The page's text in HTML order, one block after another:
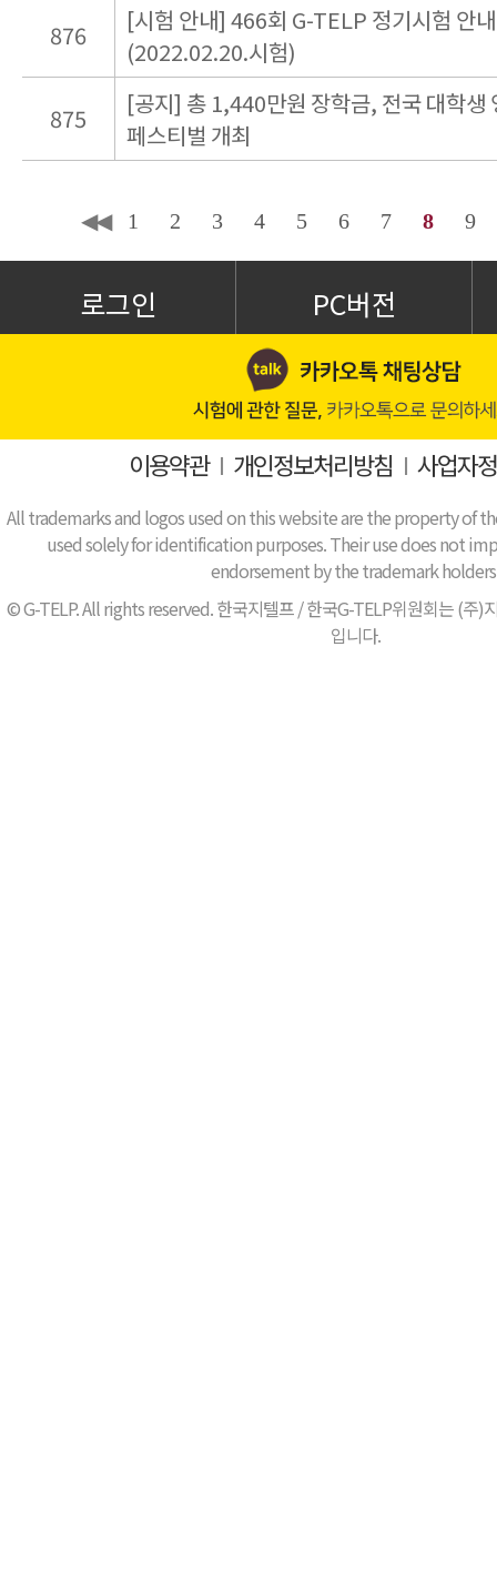
876
[시험 안내] 466회 G-TELP 정기시험 안내
(2022.02.20.시험)
875
[공지] 총 1,440만원 장학금, 전국 대학생
페스티벌 개최
◀◀ 1 2 3 4 5 6 7 8 9
로그인 PC버전
이용약관I 개인정보처리방침 I 사업자
All trademarks and logos used on this website are the property of
used solely for identification purposes. Their use does not
endorsement by the trademark
© G-TELP. All rights reserved. 한국지텔프 / 한국G-TELP위원회는 (주)
입니다.